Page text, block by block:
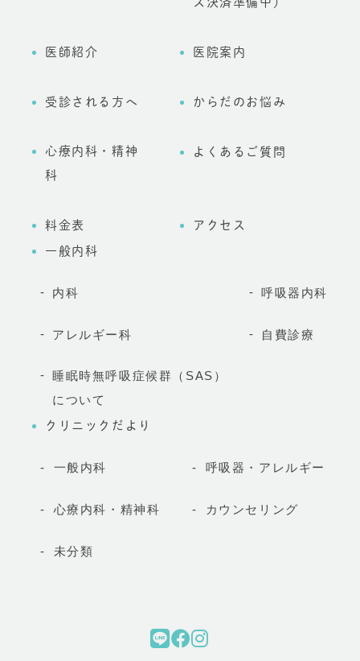
医師紹介 医院案内
受診される方へ からだのお悩み
心療内科・精神
科
よくあるご質問
料金表 アクセス
一般内科
内科 呼吸器内科
アレルギー科 自費診療
睡眠時無呼吸症候群（SAS）
について
クリニックだより
一般内科 呼吸器・アレルギー
心療内科・精神科 カウンセリング
未分類